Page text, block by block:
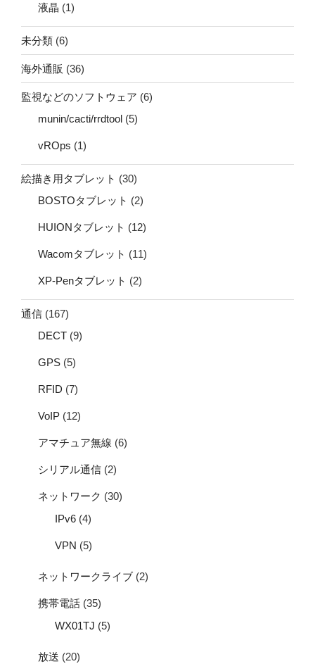
液晶 (1)
未分類 (6)
海外通販 (36)
監視などのソフトウェア (6)
munin/cacti/rrdtool (5)
vROps (1)
絵描き用タブレット (30)
BOSTOタブレット (2)
HUIONタブレット (12)
Wacomタブレット (11)
XP-Penタブレット (2)
通信 (167)
DECT (9)
GPS (5)
RFID (7)
VoIP (12)
アマチュア無線 (6)
シリアル通信 (2)
ネットワーク (30)
IPv6 (4)
VPN (5)
ネットワークライブ (2)
携帯電話 (35)
WX01TJ (5)
放送 (20)